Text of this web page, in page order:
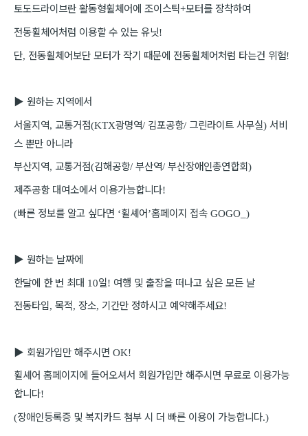
토도드라이브란 활동형휠체어에 조이스틱+모터를 장착하여
전동휠체어처럼 이용할 수 있는 유닛!
단, 전동휠체어보단 모터가 작기 때문에 전동휠체어처럼 타는건 위험!
▶ 원하는 지역에서
서울지역, 교통거점(KTX광명역/ 김포공항/ 그린라이트 사무실) 서비
스 뿐만 아니라
부산지역, 교통거점(김해공항/ 부산역/ 부산장애인총연합회)
제주공항 대여소에서 이용가능합니다!
(빠른 정보를 알고 싶다면 ‘휠셰어’홈페이지 접속 GOGO_)
▶ 원하는 날짜에
한달에 한 번 최대 10일! 여행 및 출장을 떠나고 싶은 모든 날
전동타입, 목적, 장소, 기간만 정하시고 예약해주세요!
▶ 회원가입만 해주시면 OK!
휠셰어 홈페이지에 들어오셔서 회원가입만 해주시면 무료로 이용가능
합니다!
(장애인등록증 및 복지카드 첨부 시 더 빠른 이용이 가능합니다.)